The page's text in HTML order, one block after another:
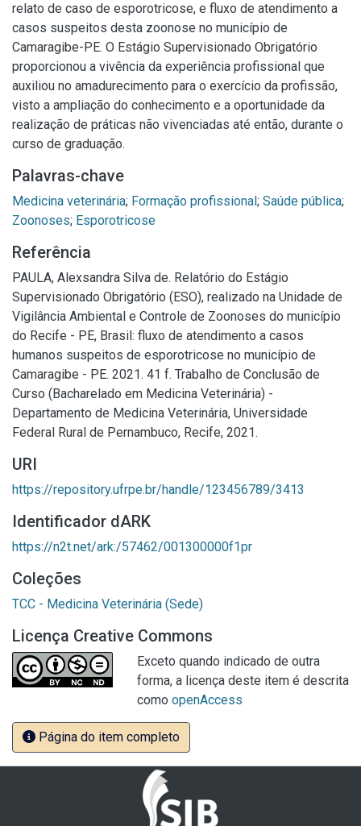
relato de caso de esporotricose, e fluxo de atendimento a
casos suspeitos desta zoonose no município de
Camaragibe-PE. O Estágio Supervisionado Obrigatório
proporcionou a vivência da experiência profissional que
auxiliou no amadurecimento para o exercício da profissão,
visto a ampliação do conhecimento e a oportunidade da
realização de práticas não vivenciadas até então, durante o
curso de graduação.
Palavras-chave
Medicina veterinária; Formação profissional; Saúde pública;
Zoonoses; Esporotricose
Referência
PAULA, Alexsandra Silva de. Relatório do Estágio
Supervisionado Obrigatório (ESO), realizado na Unidade de
Vigilância Ambiental e Controle de Zoonoses do município
do Recife - PE, Brasil: fluxo de atendimento a casos
humanos suspeitos de esporotricose no município de
Camaragibe - PE. 2021. 41 f. Trabalho de Conclusão de
Curso (Bacharelado em Medicina Veterinária) -
Departamento de Medicina Veterinária, Universidade
Federal Rural de Pernambuco, Recife, 2021.
URI
https://repository.ufrpe.br/handle/123456789/3413
Identificador dARK
https://n2t.net/ark:/57462/001300000f1pr
Coleções
TCC - Medicina Veterinária (Sede)
Licença Creative Commons
Exceto quando indicado de outra
forma, a licença deste item é descrita
como openAccess
Página do item completo